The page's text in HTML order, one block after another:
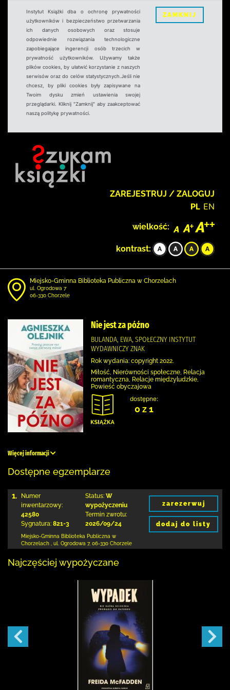
Instytut Książki dba o ochronę prywatności
użytkowników i bezpieczeństwo przetwarzania
ich danych osobowych oraz stosuje
odpowiednie rozwiązania technologiczne
zapobiegające ingerencji osób trzecich w
prywatność użytkowników. Używamy także
plików cookies, by ułatwić korzystanie z naszych
serwisów oraz do celów statystycznych.Jeśli nie
chcesz, by pliki cookies były zapisywane na
Twoim dysku zmień ustawienia swojej
przeglądarki. Kliknij "Zamknij" aby zaakceptować
naszą politykę prywatności.
ZAMKNIJ
ZAREJESTRUJ / ZALOGUJ
PL EN
wielkość:
kontrast:
Miejsko-Gminna Biblioteka Publiczna w Chorzelach
ul. Ogrodowa 7
06-330 Chorzele
Nie jest za późno
BULANDA, EWA, SPOŁECZNY INSTYTUT
WYDAWNICZY ZNAK
Rok wydania: copyright 2022.
Miłość, Nierówności społeczne, Relacja
romantyczna, Relacje międzyludzkie,
Powieść obyczajowa
dostępne:
0 z 1
Więcej informacji
Dostępne egzemplarze
1.
Numer
inwentarzowy:
42580
Sygnatura: 821-3
Status: W
wypożyczeniu
Termin zwrotu:
2026/09/24
Miejsko-Gminna Biblioteka Publiczna w
Chorzelach
ul. Ogrodowa 7, 06-330 Chorzele
zarezerwuj
dodaj do listy
Najczęściej wypożyczane